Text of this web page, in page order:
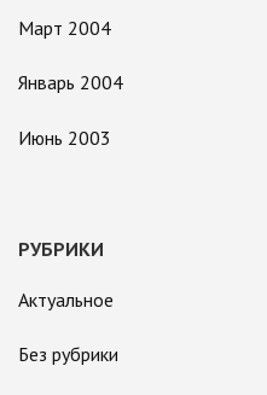
Март 2004
Январь 2004
Июнь 2003
РУБРИКИ
Актуальное
Без рубрики